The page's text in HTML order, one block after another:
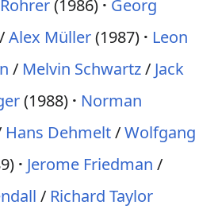
(1986)
Georg
/Alex Müller(1987)
Leon
/ Melvin Schwartz/ Jack
(1988)
Norman
Hans Dehmelt/Wolfgang
Jerome Friedman /
/ Richard Taylor